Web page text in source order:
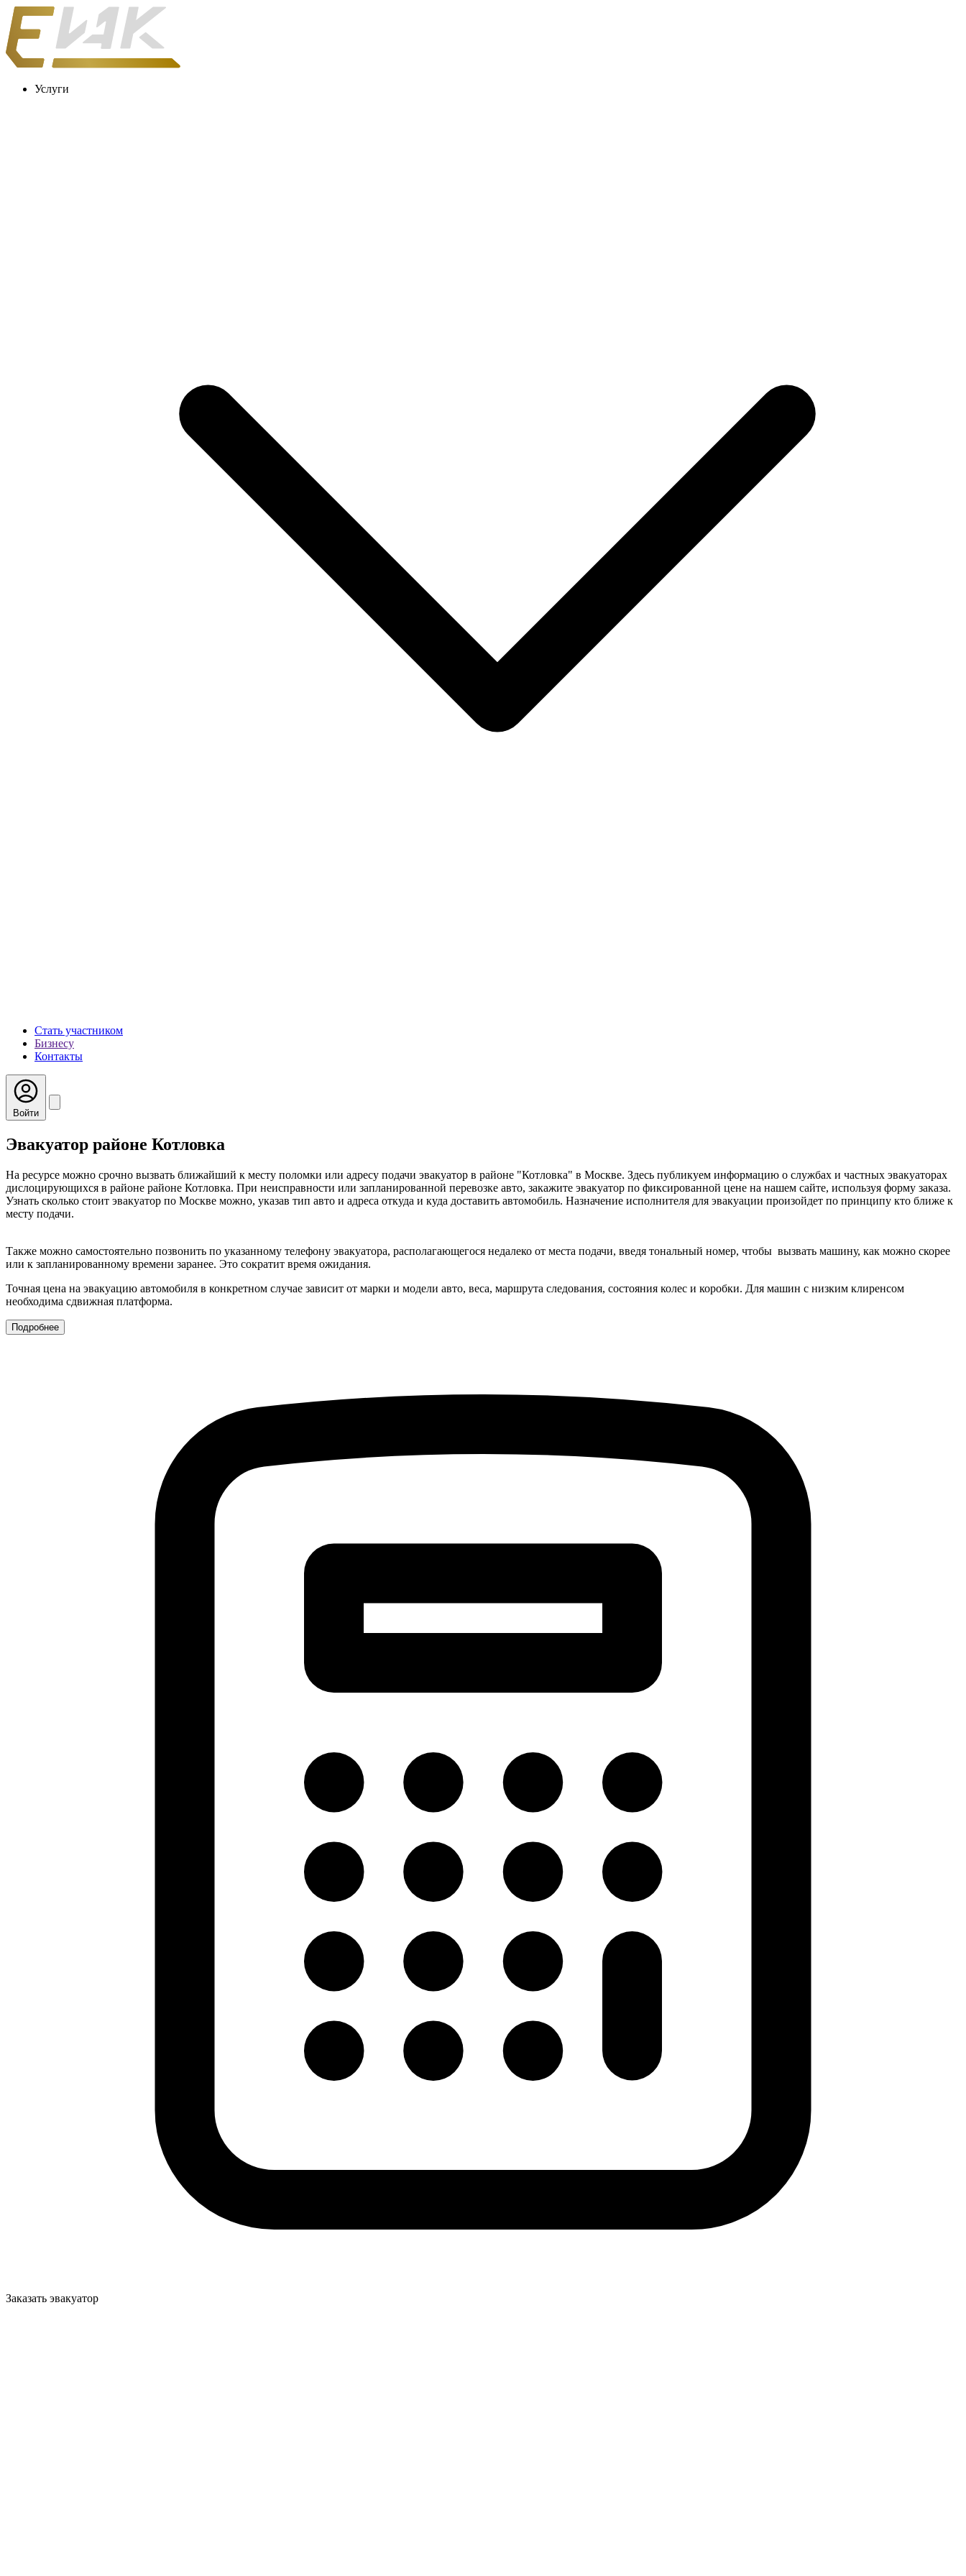
Услуги
Стать участником
Бизнесу
Контакты
Войти
Эвакуатор районе Котловка
На ресурсе можно срочно вызвать ближайший к месту поломки или адресу подачи эвакуатор в районе "Котловка" в Москве. Здесь публикуем информацию о службах и частных эвакуаторах
дислоцирующихся в районе районе Котловка. При неисправности или запланированной перевозке авто, закажите эвакуатор по фиксированной цене на нашем сайте, используя форму заказа.
Узнать сколько стоит эвакуатор по Москве можно, указав тип авто и адреса откуда и куда доставить автомобиль. Назначение исполнителя для эвакуации произойдет по принципу кто ближе к
месту подачи.
Также можно самостоятельно позвонить по указанному телефону эвакуатора, располагающегося недалеко от места подачи, введя тональный номер, чтобы вызвать машину, как можно скорее
или к запланированному времени заранее. Это сократит время ожидания.
Точная цена на эвакуацию автомобиля в конкретном случае зависит от марки и модели авто, веса, маршрута следования, состояния колес и коробки. Для машин с низким клиренсом
необходима сдвижная платформа.
Подробнее
Заказать эвакуатор